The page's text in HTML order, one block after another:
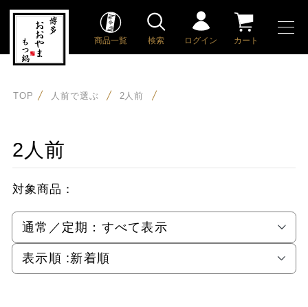
商品一覧 検索 ログイン カート
TOP 人前で選ぶ 2人前
2人前
対象商品：
通常／定期： すべて表示
表示順 :新着順